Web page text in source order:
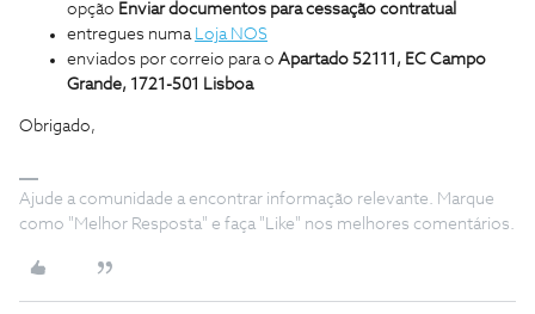
opção Enviar documentos para cessação contratual
entregues numa Loja NOS
enviados por correio para o Apartado 52111, EC Campo
Grande, 1721-501 Lisboa
Obrigado,
Ajude a comunidade a encontrar informação relevante. Marque
como "Melhor Resposta" e faça "Like" nos melhores comentários.